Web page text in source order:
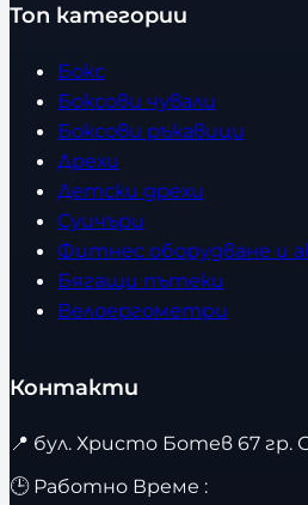
Топ категории
Бокс
Боксови чували
Боксови ръкавици
Дрехи
Детски дрехи
Суичъри
Фитнес оборудване и
Бягащи пътеки
Велоергометри
Контакти
📍 бул. Христо Ботев 67 гр.
🕒 Работно Време :